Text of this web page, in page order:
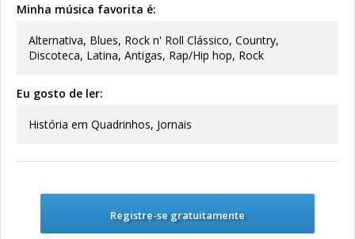
Minha música favorita é:
Alternativa, Blues, Rock n' Roll Clássico, Country,
Discoteca, Latina, Antigas, Rap/Hip hop, Rock
Eu gosto de ler:
História em Quadrinhos, Jornais
Registre-se gratuitamente